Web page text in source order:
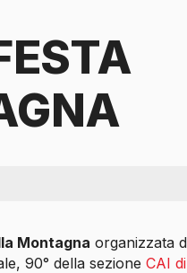
Montagna organizzata
90° della sezione CAI